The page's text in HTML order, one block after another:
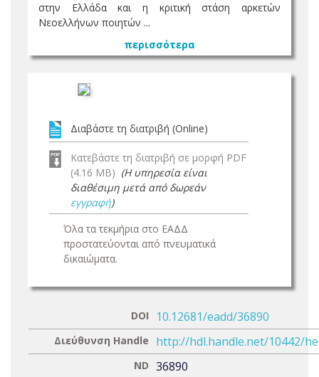
στην Ελλάδα και η κριτική στάση αρκετών
Νεοελλήνων ποιητών ...
περισσότερα
Διαβάστε τη διατριβή (Online)
Κατεβάστε τη διατριβή σε μορφή PDF
(4.16 MB) (Η υπηρεσία είναι
διαθέσιμη μετά από δωρεάν
εγγραφή)
Όλα τα τεκμήρια στο ΕΑΔΔ
προστατεύονται από πνευματικά
δικαιώματα.
DOI 10.12681/eadd/36890
Διεύθυνση Handle http://hdl.handle.net/10442/
ND 36890